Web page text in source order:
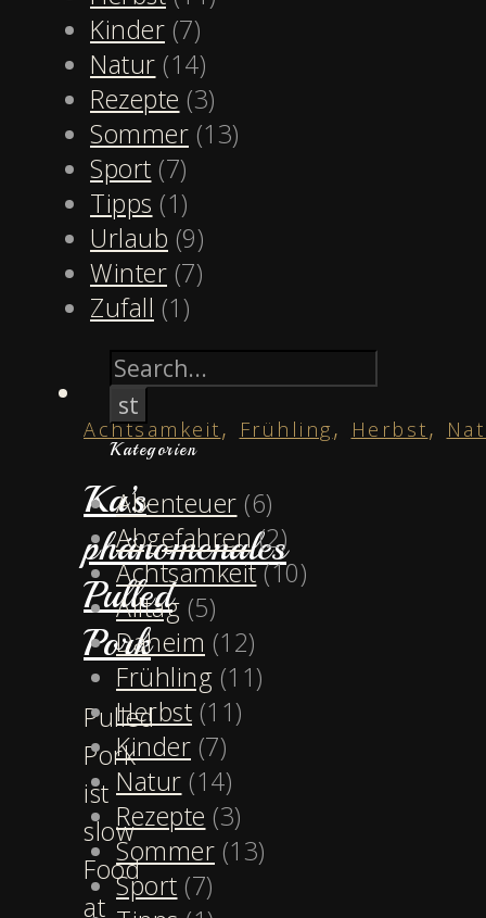
Kinder (7)
Natur (14)
Rezepte (3)
Sommer (13)
Sport (7)
Tipps (1)
Urlaub (9)
Winter (7)
Zufall (1)
Achtsamkeit, Frühling, Herbst,
Ka’s
phänomenales
Pulled
Pork
Pulled
Pork
ist
slow
Food
at
Kategorien
Abenteuer (6)
Abgefahren(2)
Achtsamkeit(10)
Alltag (5)
Daheim (12)
Frühling (11)
Herbst (11)
Kinder (7)
Natur (14)
Rezepte (3)
Sommer (13)
Sport (7)